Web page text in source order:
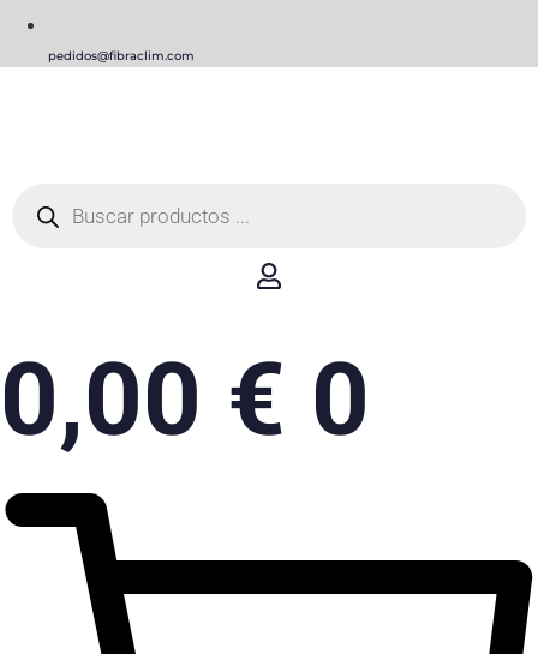
pedidos@fibraclim.com
productos
0,00 € 0